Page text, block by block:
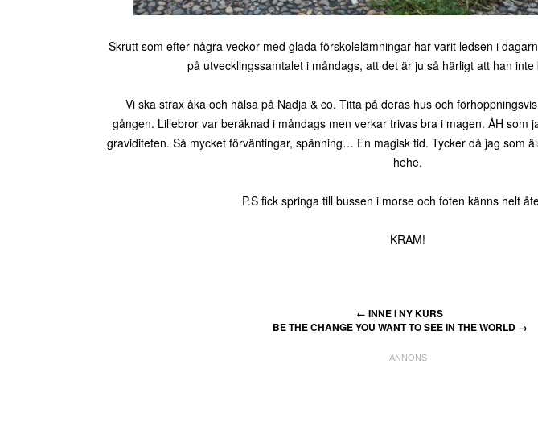
Skrutt som efter några veckor med glada förskolelämningar har varit ledsen i
på utvecklingssamtalet i måndags, att det är ju så härligt att han
Vi ska strax åka och hälsa på Nadja & co. Titta på deras hus och
gången. Lillebror var beräknad i måndags men verkar trivas bra i magen. ÅH som
graviditeten. Så mycket förväntingar, spänning… En magisk tid. Tycker då jag som
hehe.
P.S fick springa till bussen i morse och foten känns helt
KRAM!
← INNE I NY KURS
BE THE CHANGE YOU WANT TO SEE IN THE WORLD →